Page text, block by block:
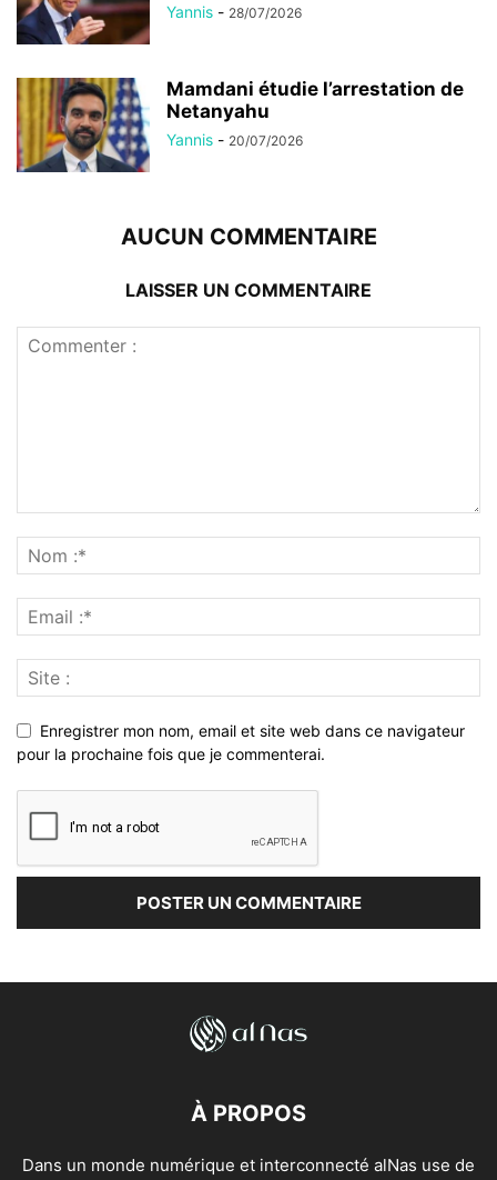
Yannis - 28/07/2026
Mamdani étudie l’arrestation de
Netanyahu
Yannis - 20/07/2026
AUCUN COMMENTAIRE
LAISSER UN COMMENTAIRE
Enregistrer mon nom, email et site web dans ce navigateur
pour la prochaine fois que je commenterai.
À PROPOS
Dans un monde numérique et interconnecté alNas use de